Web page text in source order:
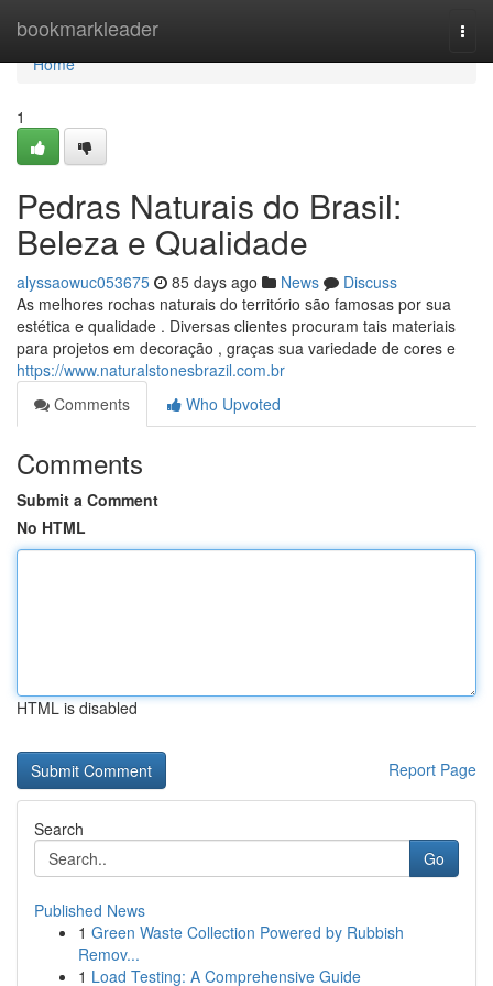
bookmarkleader
Home
Home
1
Pedras Naturais do Brasil:
Beleza e Qualidade
alyssaowuc053675 85 days ago News
Discuss
As melhores rochas naturais do território são famosas por sua
estética e qualidade . Diversas clientes procuram tais materiais
para projetos em decoração , graças sua variedade de cores e
https://www.naturalstonesbrazil.com.br
Comments
Who Upvoted
Comments
Submit a Comment
No HTML
HTML is disabled
Report Page
Search
Go
Published News
1 Green Waste Collection Powered by Rubbish
Remov...
1 Load Testing: A Comprehensive Guide